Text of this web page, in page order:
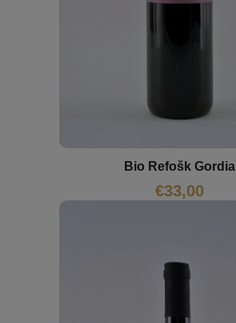
Bio Refošk Gordia
€33,00